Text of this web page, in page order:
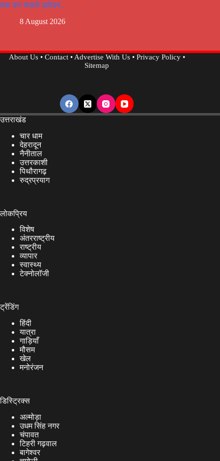
तक कर सकते आवेदन..
8 August 2026
About Us• Contact•Advertise With Us• Privacy Policy•
Sitemap
उत्तराखंड
चार धाम
देहरादून
नैनीताल
उत्तरकाशी
पिथौरागढ़
रुद्रप्रयाग
लोकप्रिय
विशेष
अंतरराष्ट्रीय
राष्ट्रीय
व्यापार
स्वास्थ्य
टेक्नोलॉजी
ट्रेंडिंग
हिंदी
यात्रा
गाड़ियाँ
मौसम
खेल
मनोरंजन
डिस्ट्रिक्स
अल्मोड़ा
उधम सिंह नगर
चंपावत
टिहरी गढ़वाल
बागेश्वर